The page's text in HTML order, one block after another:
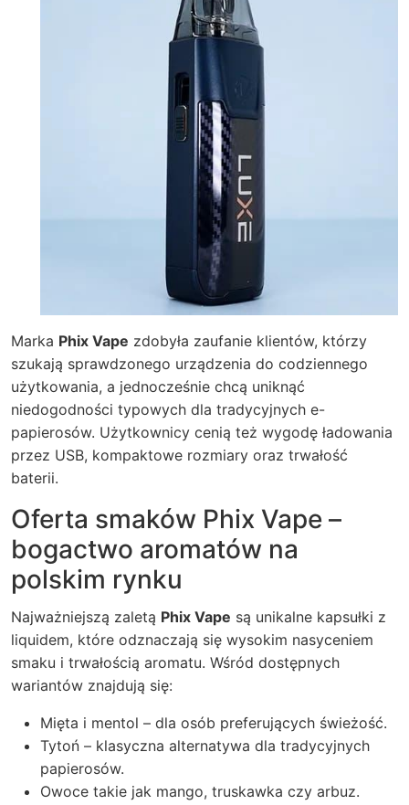
Marka Phix Vape zdobyła zaufanie klientów, którzy
szukają sprawdzonego urządzenia do codziennego
użytkowania, a jednocześnie chcą uniknąć
niedogodności typowych dla tradycyjnych e-
papierosów. Użytkownicy cenią też wygodę ładowania
przez USB, kompaktowe rozmiary oraz trwałość
baterii.
Oferta smaków Phix Vape –
bogactwo aromatów na
polskim rynku
Najważniejszą zaletą Phix Vape są unikalne kapsułki z
liquidem, które odznaczają się wysokim nasyceniem
smaku i trwałością aromatu. Wśród dostępnych
wariantów znajdują się:
Mięta i mentol – dla osób preferujących świeżość.
Tytoń – klasyczna alternatywa dla tradycyjnych
papierosów.
Owoce takie jak mango, truskawka czy arbuz.